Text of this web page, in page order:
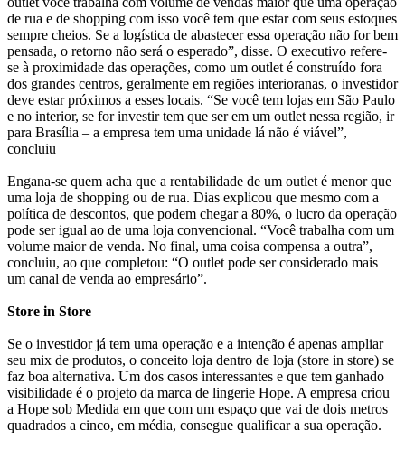
de rua e de shopping com isso você tem que estar com seus estoques
sempre cheios. Se a logística de abastecer essa operação não for bem
pensada, o retorno não será o esperado”, disse. O executivo refere-
se à proximidade das operações, como um outlet é construído fora
dos grandes centros, geralmente em regiões interioranas, o investidor
deve estar próximos a esses locais. “Se você tem lojas em São Paulo
e no interior, se for investir tem que ser em um outlet nessa região, ir
para Brasília – a empresa tem uma unidade lá não é viável”,
concluiu
Engana-se quem acha que a rentabilidade de um outlet é menor que
uma loja de shopping ou de rua. Dias explicou que mesmo com a
política de descontos, que podem chegar a 80%, o lucro da operação
pode ser igual ao de uma loja convencional. “Você trabalha com um
volume maior de venda. No final, uma coisa compensa a outra”,
concluiu, ao que completou: “O outlet pode ser considerado mais
um canal de venda ao empresário”.
Store in Store
Se o investidor já tem uma operação e a intenção é apenas ampliar
seu mix de produtos, o conceito loja dentro de loja (store in store) se
faz boa alternativa. Um dos casos interessantes e que tem ganhado
visibilidade é o projeto da marca de lingerie Hope. A empresa criou
a Hope sob Medida em que com um espaço que vai de dois metros
quadrados a cinco, em média, consegue qualificar a sua operação.